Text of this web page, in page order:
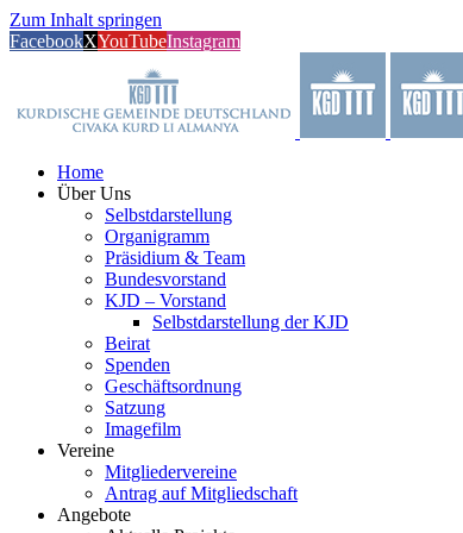
Zum Inhalt springen
FacebookXYouTubeInstagram
Home
Über Uns
Selbstdarstellung
Organigramm
Präsidium & Team
Bundesvorstand
KJD – Vorstand
Selbstdarstellung der KJD
Beirat
Spenden
Geschäftsordnung
Satzung
Imagefilm
Vereine
Mitgliedervereine
Antrag auf Mitgliedschaft
Angebote